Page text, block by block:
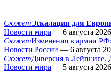
СюжетЭскалация для
Новости мира — 6 августа
СюжетИзменения в армии
Новости России — 6 августа
СюжетДиверсия в Лейпциге.
Новости мира — 5 августа